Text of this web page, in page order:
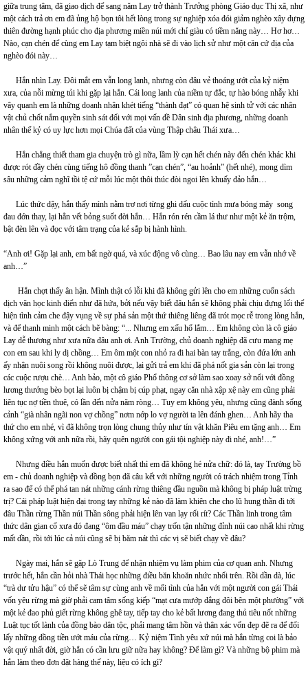
giữa trung tâm, đã giao dịch để sang năm Lay trở thành Trưởng phòng Giáo dục Thị xã, như
một cách trả ơn em đã ủng hộ bọn tôi hết lòng trong sự nghiệp xóa đói giảm nghèo xây dựng
thiên đường hạnh phúc cho địa phương miền núi mới chỉ giàu có tiềm năng này… Hơ hơ…
Nào, cạn chén để cùng em Lay tạm biệt ngôi nhà sẽ đi vào lịch sử như một căn cứ địa của
nghèo đói này…
Hắn nhìn Lay. Đôi mắt em vẫn long lanh, nhưng còn đâu vẻ thoáng ướt của kỷ niệm
xưa, của nỗi mừng tủi khi gặp lại hắn. Cái long lanh của niềm tự đắc, tự hào bóng nhẫy khi
vây quanh em là những doanh nhân khét tiếng “thành đạt” có quan hệ sinh tử với các nhân
vật chủ chốt nắm quyền sinh sát đối với mọi vấn đề Dân sinh địa phương, những doanh
nhân thế kỷ có uy lực hơn mọi Chúa đất của vùng Thập châu Thái xưa…
Hắn chẳng thiết tham gia chuyện trò gì nữa, lầm lỳ cạn hết chén này đến chén khác khi
được rót đầy chén cùng tiếng hô đồng thanh ”cạn chén”, “au hoảnh” (hết nhé), mong dìm
sâu những cảm nghĩ tồi tệ cứ mỗi lúc một thôi thúc đòi ngoi lên khuấy đảo hắn…
Lúc thức dậy, hắn thấy mình nằm trơ nơi từng ghi dấu cuộc tình mưa bóng mây song
đau đớn thay, lại hằn vết bỏng suốt đời hắn… Hắn rón rén cầm lá thư như một kẻ ăn trộm,
bật đèn lên và đọc với tâm trạng của kẻ sắp bị hành hình.
“Anh ơi! Gặp lại anh, em bất ngờ quá, và xúc động vô cùng… Bao lâu nay em vẫn nhớ về
anh…”
Hắn chợt thấy ân hận. Mình thật có lỗi khi đã không gửi lên cho em những cuốn sách
dịch văn học kinh điển như đã hứa, bởi nếu vậy biết đâu hắn sẽ không phải chịu đựng lối thể
hiện tình cảm che đậy vụng về sự phá sản một thứ thiêng liêng đã trót mọc rễ trong lòng hắn,
và để thanh minh một cách bẽ bàng: “... Nhưng em xấu hổ lắm… Em không còn là cô giáo
Lay dễ thương như xưa nữa đâu anh ơi. Anh Trường, chủ doanh nghiệp đã cưu mang mẹ
con em sau khi ly dị chồng… Em ôm một con nhỏ ra đi hai bàn tay trắng, còn đứa lớn anh
ấy nhận nuôi song rồi không nuôi được, lại gửi trả em khi đã phá nốt gia sản còn lại trong
các cuộc rượu chè… Anh bảo, một cô giáo Phổ thông cơ sở làm sao xoay sở nổi với đồng
lương thưởng bèo bọt lại luôn bị chậm bị cúp phạt, ngay căn nhà xập xệ này em cũng phải
liên tục nợ tiền thuê, có lần đến nửa năm ròng… Tuy em không yêu, nhưng cũng đành sống
cảnh “già nhân ngãi non vợ chồng” nơm nớp lo vợ người ta lên đánh ghen… Anh hãy tha
thứ cho em nhé, vì đã không trọn lòng chung thủy như tín vật khăn Piêu em tặng anh… Em
không xứng với anh nữa rồi, hãy quên người con gái tội nghiệp này đi nhé, anh!…”
Nhưng điều hắn muốn được biết nhất thì em đã không hé nửa chữ: đó là, tay Trường bồ
em - chủ doanh nghiệp và đồng bọn đã câu kết với những người có trách nhiệm trong Tỉnh
ra sao để có thể phá tan nát những cánh rừng thiêng đầu nguồn mà không bị pháp luật trừng
trị? Cái pháp luật hiện đại trong tay những kẻ nào đã làm khiên che cho lũ hung thần đi tới
đâu Thần rừng Thần núi Thần sông phải hiện lên van lạy rối rít? Các Thần linh trong tâm
thức dân gian cổ xưa đó đang “ôm đầu máu” chạy trốn tận những đỉnh núi cao nhất khi rừng
mất dần, rồi tới lúc cả núi cũng sẽ bị băm nát thì các vị sẽ biết chạy về đâu?
Ngày mai, hắn sẽ gặp Lò Trung để nhận nhiệm vụ làm phim của cơ quan anh. Nhưng
trước hết, hắn cần hỏi nhà Thái học những điều băn khoăn nhức nhối trên. Rồi dần dà, lúc
“trà dư tửu hậu” có thể sẽ tâm sự cùng anh về mối tình của hắn với một người con gái Thái
vốn yêu rừng mà giờ phải cam tâm sống kiếp “mạt cưa mướp đắng đôi bên một phường” với
một kẻ đao phủ giết rừng không ghê tay, tiếp tay cho kẻ bất lương đang thủ tiêu nốt những
Luật tục tốt lành của đồng bào dân tộc, phải mang tâm hồn và thân xác vốn đẹp đẽ ra để đổi
lấy những đồng tiền ướt máu của rừng… Kỷ niệm Tình yêu xứ núi mà hắn từng coi là bảo
vật quý nhất đời, giờ hắn có cần lưu giữ nữa hay không? Để làm gì? Và những bộ phim mà
hắn làm theo đơn đặt hàng thế này, liệu có ích gì?